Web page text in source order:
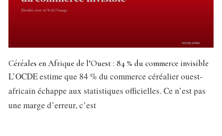
Céréales en Afrique de l’Ouest : 84 % du commerce invisible
L’OCDE estime que 84 % du commerce céréalier ouest-
africain échappe aux statistiques officielles. Ce n’est pas
une marge d’erreur, c’est